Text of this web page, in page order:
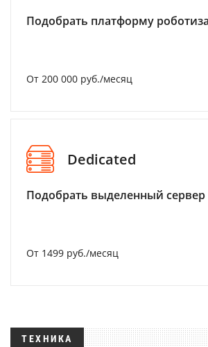
Подобрать платформу
От 200 000 руб./месяц
Dedicated
Подобрать выделенный сервер
От 1499 руб./месяц
ТЕХНИКА